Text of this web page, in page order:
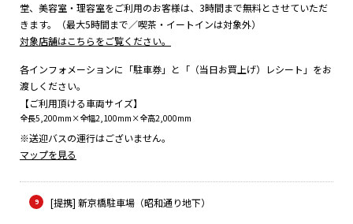
堂、美容室・理容室をご利用のお客様は、3時間まで無料とさせていただ
きます。（最大5時間まで／喫茶・イートインは対象外）
対象店舗はこちらをご覧ください。
各インフォメーションに「駐車券」と「（当日お買上げ）レシート」をお
渡しください。
【ご利用頂ける車両サイズ】
全長5,200mm×全幅2,100mm×全高2,000mm
※送迎バスの運行はございません。
マップを見る
[提携] 新京橋駐車場（昭和通り地下）